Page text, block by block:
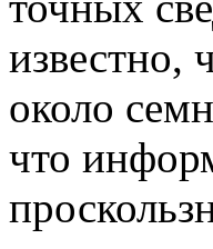
известно,
около
что